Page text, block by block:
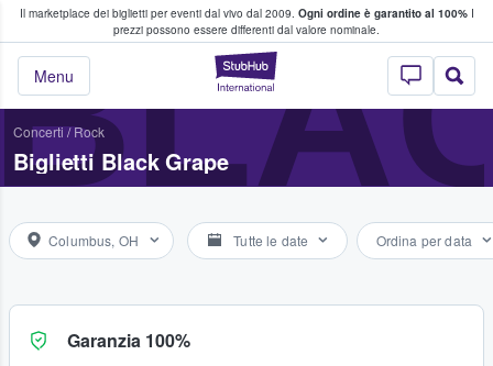
Il marketplace dei biglietti per eventi dal vivo dal 2009. Ogni ordine è garantito al 100%I
prezzi possono essere differenti dal valore nominale.
StubHub - Dove
Menu
fan comprano e vendono biglietti
Concerti/Rock
Biglietti Black Grape
Columbus, OH Tutte le date Ordina per data
Garanzia 100%